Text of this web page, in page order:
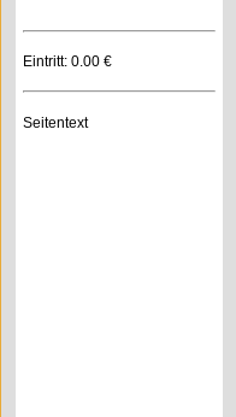
Eintritt: 0.00 €
Seitentext